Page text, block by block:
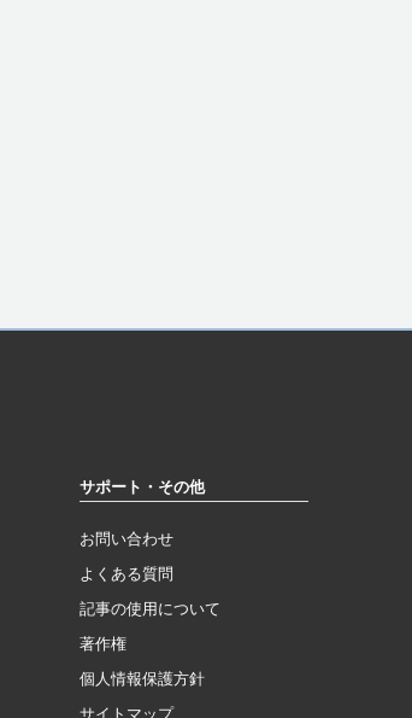
サポート・その他
お問い合わせ
よくある質問
記事の使用について
著作権
個人情報保護方針
サイトマップ